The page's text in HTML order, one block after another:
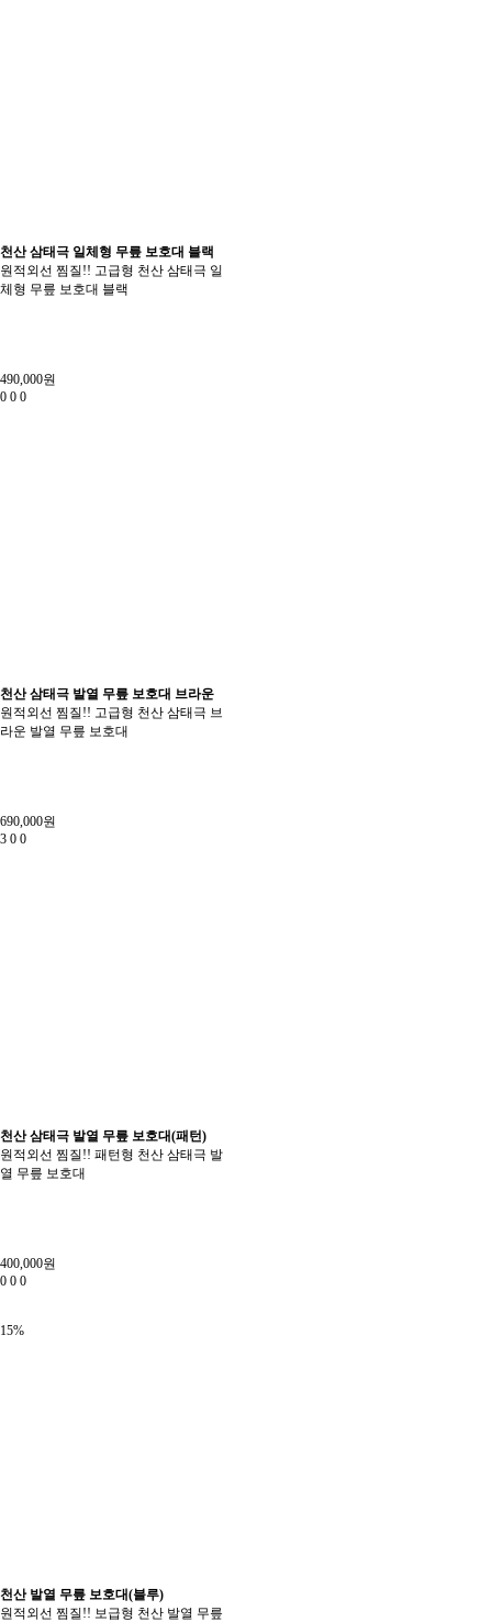
천산 삼태극 일체형 무릎 보호대 블랙
원적외선 찜질!! 고급형 천산 삼태극 일
체형 무릎 보호대 블랙
490,000원
0 0 0
천산 삼태극 발열 무릎 보호대 브라운
원적외선 찜질!! 고급형 천산 삼태극 브
라운 발열 무릎 보호대
690,000원
3 0 0
천산 삼태극 발열 무릎 보호대(패턴)
원적외선 찜질!! 패턴형 천산 삼태극 발
열 무릎 보호대
400,000원
0 0 0
15%
천산 발열 무릎 보호대(블루)
원적외선 찜질!! 보급형 천산 발열 무릎